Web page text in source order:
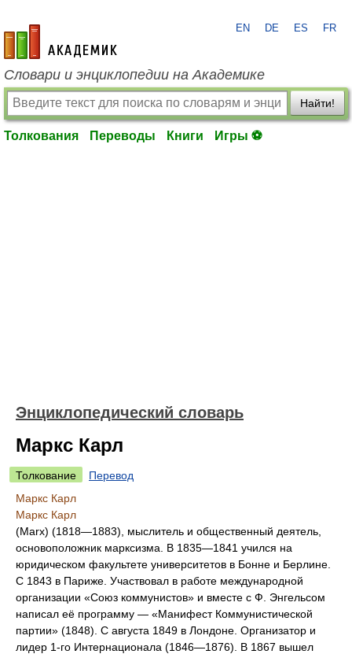
academic.ru
EN DE ES FR
Словари и энциклопедии на Академике
Найти!
Толкования Переводы Книги Игры ⚽
Энциклопедический словарь
Маркс Карл
Толкование
Перевод
Маркс Карл
Маркс Карл
(Marx) (1818—1883), мыслитель и общественный деятель,
основоположник марксизма. В 1835—1841 учился на
юридическом факультете университетов в Бонне и Берлине.
С 1843 в Париже. Участвовал в работе международной
организации «Союз коммунистов» и вместе с Ф. Энгельсом
написал её программу — «Манифест Коммунистической
партии» (1848). С августа 1849 в Лондоне. Организатор и
лидер 1-го Интернационала (1846—1876). В 1867 вышел